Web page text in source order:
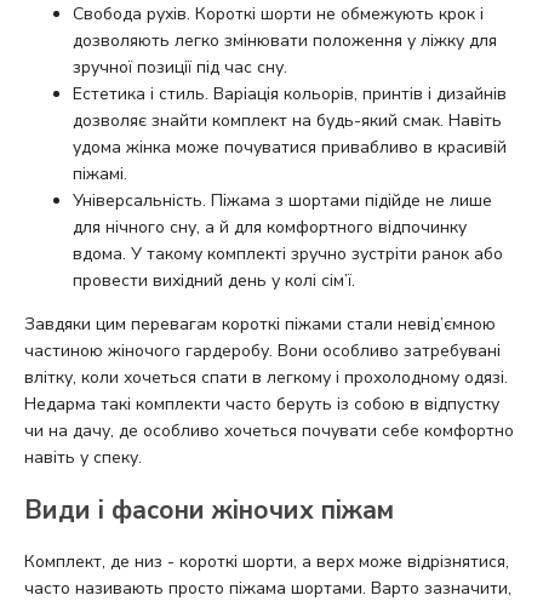
Свобода рухів. Короткі шорти не обмежують крок і
дозволяють легко змінювати положення у ліжку для
зручної позиції під час сну.
Естетика і стиль. Варіація кольорів, принтів і дизайнів
дозволяє знайти комплект на будь-який смак. Навіть
удома жінка може почуватися привабливо в красивій
піжамі.
Універсальність. Піжама з шортами підійде не лише
для нічного сну, а й для комфортного відпочинку
вдома. У такому комплекті зручно зустріти ранок або
провести вихідний день у колі сім’ї.
Завдяки цим перевагам короткі піжами стали невід’ємною
частиною жіночого гардеробу. Вони особливо затребувані
влітку, коли хочеться спати в легкому і прохолодному одязі.
Недарма такі комплекти часто беруть із собою в відпустку
чи на дачу, де особливо хочеться почувати себе комфортно
навіть у спеку.
Види і фасони жіночих піжам
Комплект, де низ - короткі шорти, а верх може відрізнятися,
часто називають просто піжама шортами. Варто зазначити,